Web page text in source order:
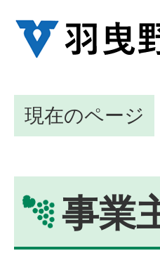
現在のページ
事業